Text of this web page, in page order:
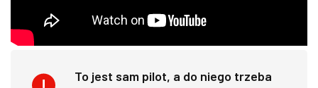
To jest sam pilot, a do niego trzeba